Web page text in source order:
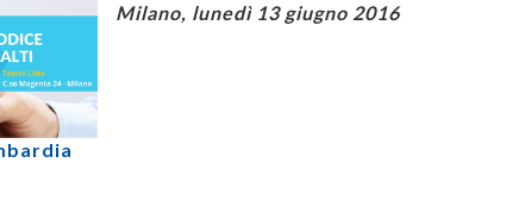
Milano, lunedì 13 giugno 2016